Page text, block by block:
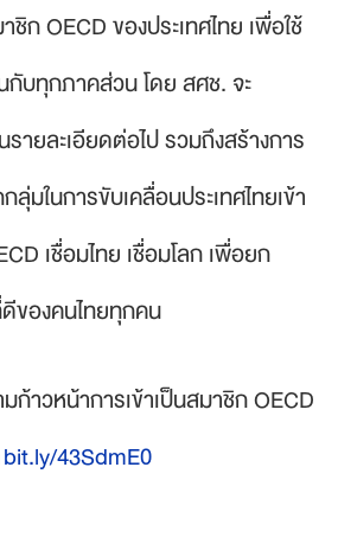
ชิก OECD ของประเทศไทย เพื่อใช้
กับทุกภาคส่วน โดย สศช. จะ
รายละเอียดต่อไป รวมถึงสร้างการ
มในการขับเคลื่อนประเทศไทยเข้า
เชื่อมไทย เชื่อมโลก เพื่อยก
องคนไทยทุกคน
าวหน้าการเข้าเป็นสมาชิก OECD
bit.ly/43SdmE0